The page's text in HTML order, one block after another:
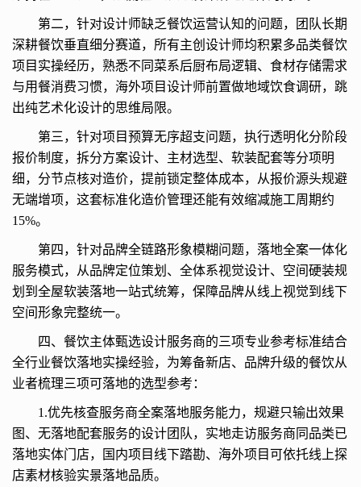
第二，针对设计师缺乏餐饮运营认知的问题，团队长期
深耕餐饮垂直细分赛道，所有主创设计师均积累多品类餐饮
项目实操经历，熟悉不同菜系后厨布局逻辑、食材存储需求
与用餐消费习惯，海外项目设计师前置做地域饮食调研，跳
出纯艺术化设计的思维局限。
第三，针对项目预算无序超支问题，执行透明化分阶段
报价制度，拆分方案设计、主材选型、软装配套等分项明
细，分节点核对造价，提前锁定整体成本，从报价源头规避
无端增项，这套标准化造价管理还能有效缩减施工周期约
15%。
第四，针对品牌全链路形象模糊问题，落地全案一体化
服务模式，从品牌定位策划、全体系视觉设计、空间硬装规
划到全屋软装落地一站式统筹，保障品牌从线上视觉到线下
空间形象完整统一。
四、餐饮主体甄选设计服务商的三项专业参考标准结合
全行业餐饮落地实操经验，为筹备新店、品牌升级的餐饮从
业者梳理三项可落地的选型参考：
1.优先核查服务商全案落地服务能力，规避只输出效果
图、无落地配套服务的设计团队，实地走访服务商同品类已
落地实体门店，国内项目线下踏勘、海外项目可依托线上探
店素材核验实景落地品质。